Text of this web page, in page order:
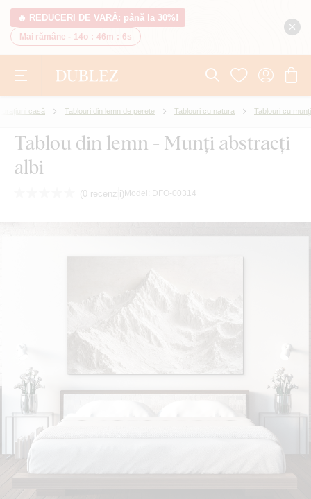
🔥 REDUCERI DE VARĂ: până la 30%!
Mai rămâne - 14o : 46m : 5s
casă Tablouri din lemn de perete Tablouri cu natura Tablouri cu munți
Tablou din lemn - Munți abstracți
albi
(0 recenzii) Model: DFO-00314